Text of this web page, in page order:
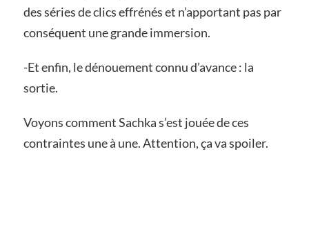
des séries de clics effrénés et n’apportant pas par
conséquent une grande immersion.
-Et enfin, le dénouement connu d’avance : la
sortie.
Voyons comment Sachka s’est jouée de ces
contraintes une à une. Attention, ça va spoiler.